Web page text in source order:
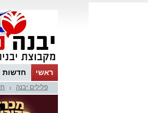
ראשי חדשות
פלילים יבנה